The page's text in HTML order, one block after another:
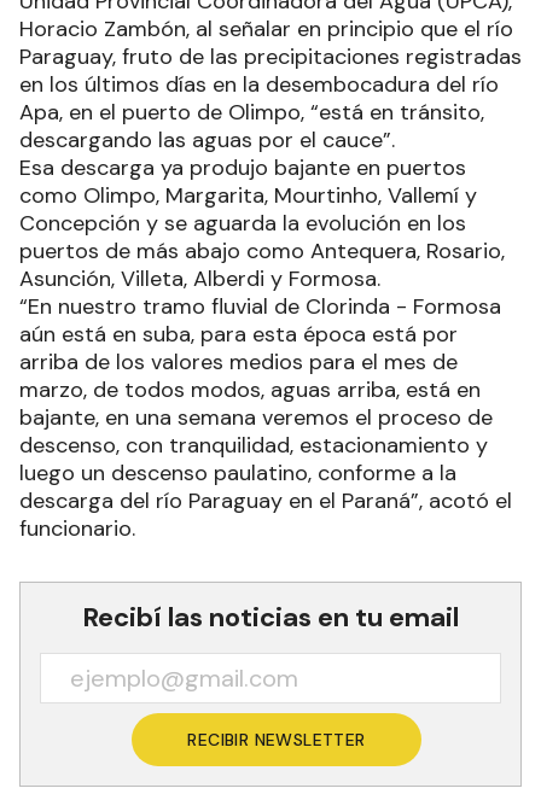
Horacio Zambón, al señalar en principio que el río
Paraguay, fruto de las precipitaciones registradas
en los últimos días en la desembocadura del río
Apa, en el puerto de Olimpo, “está en tránsito,
descargando las aguas por el cauce”.
Esa descarga ya produjo bajante en puertos
como Olimpo, Margarita, Mourtinho, Vallemí y
Concepción y se aguarda la evolución en los
puertos de más abajo como Antequera, Rosario,
Asunción, Villeta, Alberdi y Formosa.
“En nuestro tramo fluvial de Clorinda - Formosa
aún está en suba, para esta época está por
arriba de los valores medios para el mes de
marzo, de todos modos, aguas arriba, está en
bajante, en una semana veremos el proceso de
descenso, con tranquilidad, estacionamiento y
luego un descenso paulatino, conforme a la
descarga del río Paraguay en el Paraná”, acotó el
funcionario.
Recibí las noticias en tu email
RECIBIR NEWSLETTER